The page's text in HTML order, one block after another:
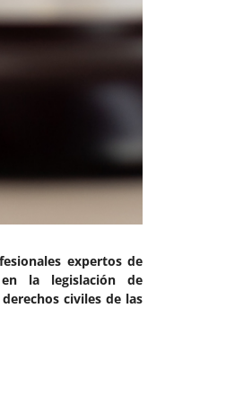
expertos de
la legislación de
civiles de las